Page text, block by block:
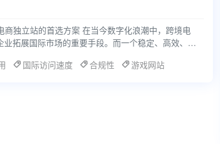
独立站的首选方案 在当今数字化浪潮中，跨境电
拓展国际市场的重要手段。而一个稳定、高效、安
国际访问速度 合规性 游戏网站